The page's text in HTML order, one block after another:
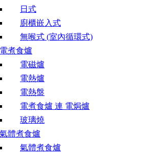
日式
廚櫃嵌入式
無喉式 (室內循環式)
電煮食爐
電磁爐
電熱爐
電熱盤
電煮食爐 連 電焗爐
玻璃燒
氣體煮食爐
氣體煮食爐